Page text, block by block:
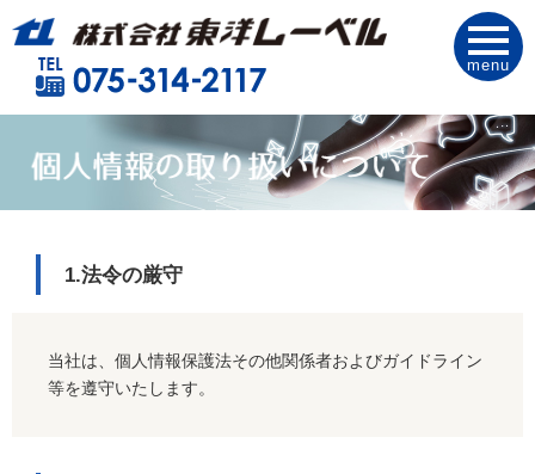
menu
1.法令の厳守
当社は、個人情報保護法その他関係者およびガイドライン
等を遵守いたします。